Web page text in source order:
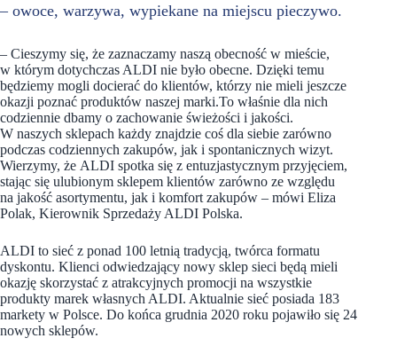
– owoce, warzywa, wypiekane na miejscu pieczywo.
– Cieszymy się, że zaznaczamy naszą obecność w mieście,
w którym dotychczas ALDI nie było obecne. Dzięki temu
będziemy mogli docierać do klientów, którzy nie mieli jeszcze
okazji poznać produktów naszej marki.To właśnie dla nich
codziennie dbamy o zachowanie świeżości i jakości.
W naszych sklepach każdy znajdzie coś dla siebie zarówno
podczas codziennych zakupów, jak i spontanicznych wizyt.
Wierzymy, że ALDI spotka się z entuzjastycznym przyjęciem,
stając się ulubionym sklepem klientów zarówno ze względu
na jakość asortymentu, jak i komfort zakupów – mówi Eliza
Polak, Kierownik Sprzedaży ALDI Polska.
ALDI to sieć z ponad 100 letnią tradycją, twórca formatu
dyskontu. Klienci odwiedzający nowy sklep sieci będą mieli
okazję skorzystać z atrakcyjnych promocji na wszystkie
produkty marek własnych ALDI. Aktualnie sieć posiada 183
markety w Polsce. Do końca grudnia 2020 roku pojawiło się 24
nowych sklepów.